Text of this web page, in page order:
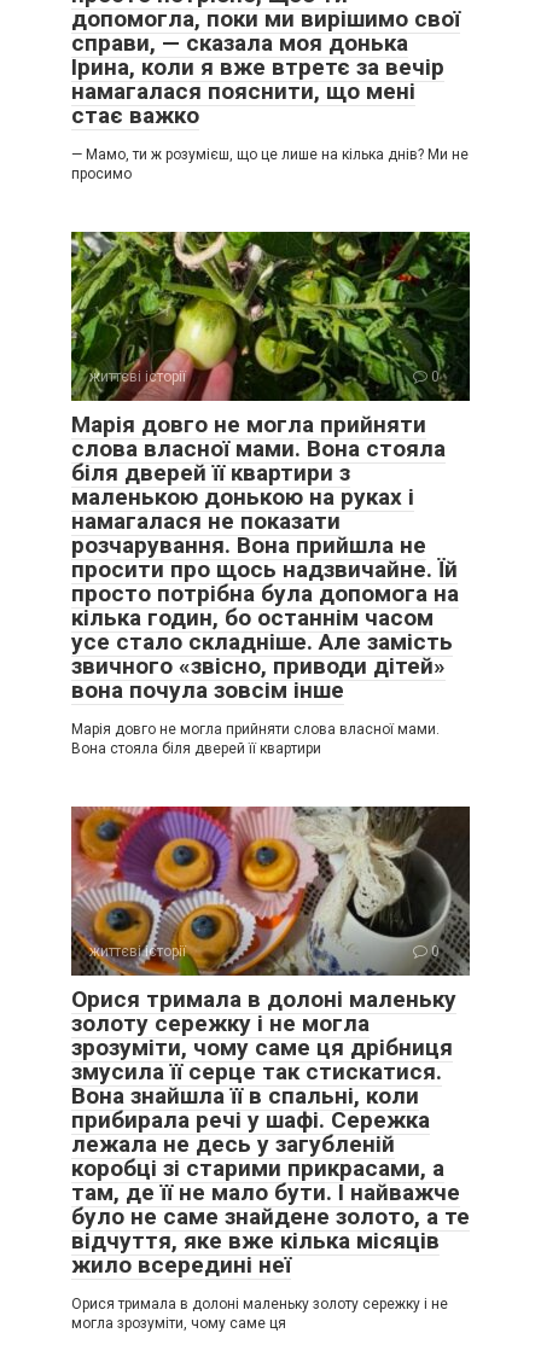
допомогла, поки ми вирішимо свої
справи, — сказала моя донька
Ірина, коли я вже втретє за вечір
намагалася пояснити, що мені
стає важко
— Мамо, ти ж розумієш, що це лише на кілька днів? Ми не
просимо
життєві історії 0
Марія довго не могла прийняти
слова власної мами. Вона стояла
біля дверей її квартири з
маленькою донькою на руках і
намагалася не показати
розчарування. Вона прийшла не
просити про щось надзвичайне. Їй
просто потрібна була допомога на
кілька годин, бо останнім часом
усе стало складніше. Але замість
звичного «звісно, приводи дітей»
вона почула зовсім інше
Марія довго не могла прийняти слова власної мами.
Вона стояла біля дверей її квартири
життєві історії 0
Орися тримала в долоні маленьку
золоту сережку і не могла
зрозуміти, чому саме ця дрібниця
змусила її серце так стискатися.
Вона знайшла її в спальні, коли
прибирала речі у шафі. Сережка
лежала не десь у загубленій
коробці зі старими прикрасами, а
там, де її не мало бути. І найважче
було не саме знайдене золото, а те
відчуття, яке вже кілька місяців
жило всередині неї
Орися тримала в долоні маленьку золоту сережку і не
могла зрозуміти, чому саме ця